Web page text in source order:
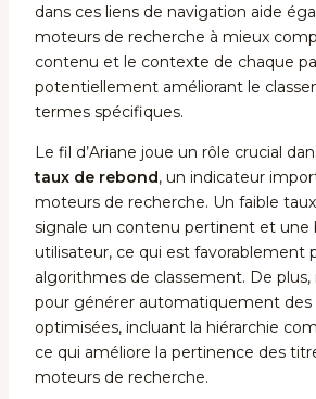
dans ces liens de navigation aide
moteurs de recherche à mieux
contenu et le contexte de chaque
potentiellement améliorant le
termes spécifiques.
Le fil d’Ariane joue un rôle crucial
taux de rebond, un indicateur
moteurs de recherche. Un faible
signale un contenu pertinent et une
utilisateur, ce qui est favorablement
algorithmes de classement. De
pour générer automatiquement des
optimisées, incluant la hiérarchie
ce qui améliore la pertinence des
moteurs de recherche.